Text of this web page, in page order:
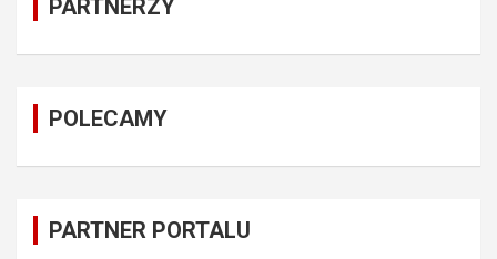
PARTNERZY
POLECAMY
PARTNER PORTALU